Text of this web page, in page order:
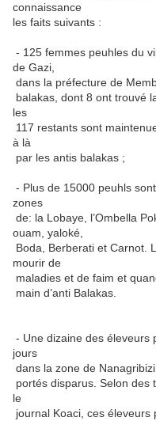
connaissance
les faits suivants :
- 125 femmes peuhles du
de Gazi,
dans la préfecture de
balakas, dont 8 ont trouvé
les
117 restants sont
à là
par les antis balakas ;
- Plus de 15000 peuhls
zones
de: la Lobaye, l’Ombella
ouam, yaloké,
Boda, Berberati et Carnot.
mourir de
maladies et de faim et
main d’anti Balakas.
- Une dizaine des éleveurs
jours
dans la zone de
portés disparus. Selon des
le
journal Koaci, ces